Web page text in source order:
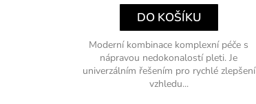
DO KOŠÍKU
Moderní kombinace komplexní péče s
nápravou nedokonalostí pleti. Je
univerzálním řešením pro rychlé zlepšení
vzhledu...